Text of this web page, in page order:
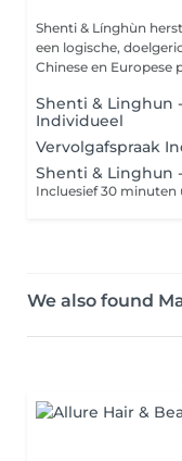
Shenti & Línghùn
een logische,
Chinese en Europese
Shenti & Linghun
Individueel
Vervolgafspraak
Shenti & Linghun
Incluesief 30 minuten
We also found